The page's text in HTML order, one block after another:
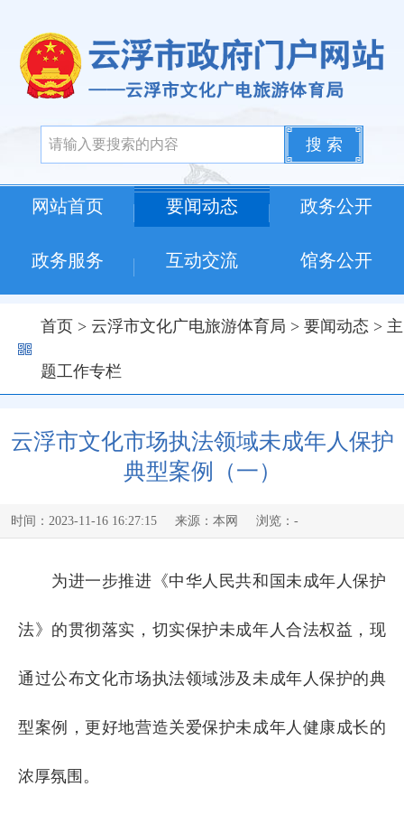
搜 索
网站首页 要闻动态 政务公开
政务服务 互动交流 馆务公开
首页 > 云浮市文化广电旅游体育局 > 要闻动态 > 主
题工作专栏
云浮市文化市场执法领域未成年人保护
典型案例（一）
时间：2023-11-16 16:27:15 来源：本网 浏览： -
为进一步推进《中华人民共和国未成年人保护
法》的贯彻落实，切实保护未成年人合法权益，现
通过公布文化市场执法领域涉及未成年人保护的典
型案例，更好地营造关爱保护未成年人健康成长的
浓厚氛围。